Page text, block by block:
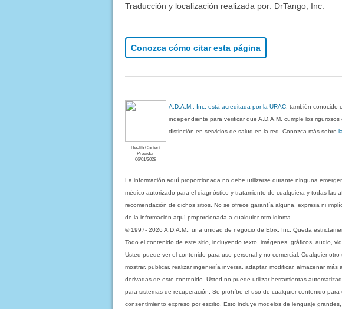
Traducción y localización realizada por: DrTango, Inc.
Conozca cómo citar esta página
Health Content
Provider
06/01/2028
A.D.A.M., Inc. está acreditada por la URAC , también conocido
independiente para verificar que A.D.A.M. cumple los
distinción en servicios de salud en la red. Conozca más sobre
La información aquí proporcionada no debe utilizarse durante ninguna
médico autorizado para el diagnóstico y tratamiento de cualquiera y todas las
recomendación de dichos sitios. No se ofrece garantía alguna, expresa ni
de la información aquí proporcionada a cualquier otro idioma.
© 1997- 2026 A.D.A.M., una unidad de negocio de Ebix, Inc. Queda
Todo el contenido de este sitio, incluyendo texto, imágenes, gráficos, audio,
Usted puede ver el contenido para uso personal y no comercial. Cualquier
mostrar, publicar, realizar ingeniería inversa, adaptar, modificar, almacenar
derivadas de este contenido. Usted no puede utilizar herramientas
para sistemas de recuperación. Se prohíbe el uso de cualquier contenido
consentimiento expreso por escrito. Esto incluye modelos de lenguaje